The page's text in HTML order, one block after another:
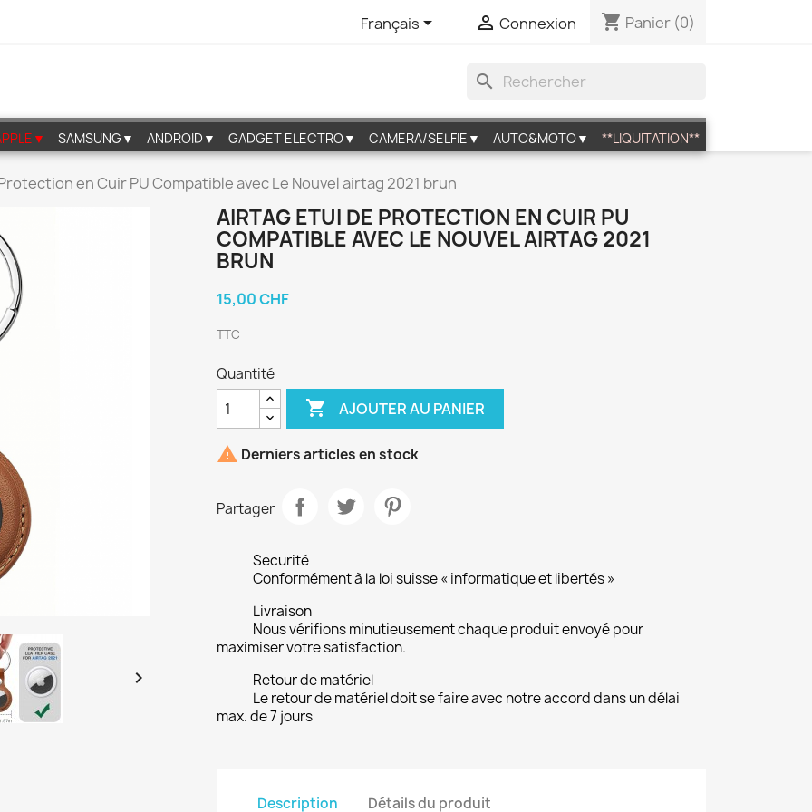
Français  Connexion shopping_cart Panier (0)
search
SAMSUNG▼ ANDROID▼ GADGET ELECTRO▼ CAMERA/SELFIE▼ AUTO&MOTO▼ **LIQUITATION**
en Cuir PU Compatible avec Le Nouvel airtag 2021 brun

AIRTAG ETUI DE PROTECTION EN CUIR PU
COMPATIBLE AVEC LE NOUVEL AIRTAG 2021
BRUN
15,00 CHF
TTC
Quantité
 AJOUTER AU PANIER
 Derniers articles en stock
Partager
Securité
Conformément à la loi suisse « informatique et libertés »
Livraison
Nous vérifions minutieusement chaque produit envoyé pour
maximiser votre satisfaction.
Retour de matériel
Le retour de matériel doit se faire avec notre accord dans un délai
max. de 7 jours
Description Détails du produit